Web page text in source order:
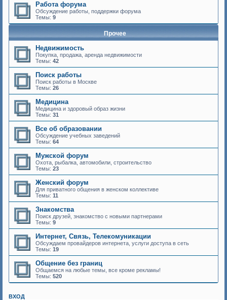
Работа форума
Обсуждение работы, поддержки форума
Темы: 9
Прочее
Недвижимость
Покупка, продажа, аренда недвижимости
Темы: 42
Поиск работы
Поиск работы в Москве
Темы: 26
Медицина
Медицина и здоровый образ жизни
Темы: 31
Все об образовании
Обсуждение учебных заведений
Темы: 64
Мужской форум
Охота, рыбалка, автомобили, строительство
Темы: 23
Женский форум
Для приватного общения в женском коллективе
Темы: 11
Знакомства
Поиск друзей, знакомство с новыми партнерами
Темы: 9
Интернет, Связь, Телекомуникации
Обсуждаем провайдеров интернета, услуги доступа в сеть
Темы: 19
Общение без границ
Общаемся на любые темы, все кроме рекламы!
Темы: 520
ВХОД